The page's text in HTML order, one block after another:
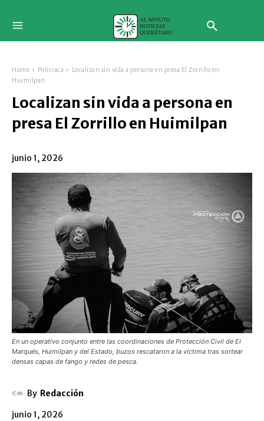
Home Policiaca
Localizan sin vida a persona en presa El Zorrillo en
Huimilpan
Localizan sin vida a persona en
presa El Zorrillo en Huimilpan
junio 1, 2026
En un operativo conjunto entre las coordinaciones de Protección Civil de El
Marqués, Huimilpan y del Estado, buzos rescataron a la víctima tras sortear
densas capas de fango y redes de pesca.
By Redacción
junio 1, 2026